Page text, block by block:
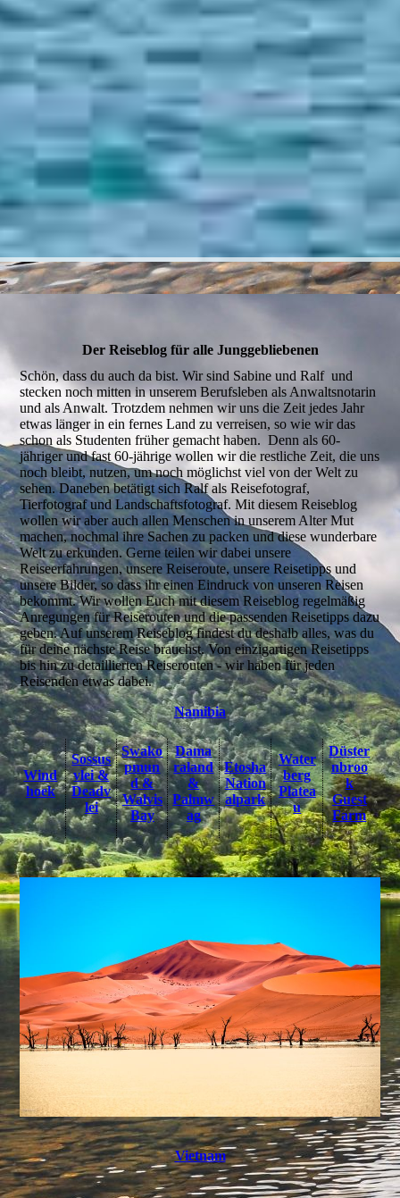
Der Reiseblog für alle Junggebliebenen
Schön, dass du auch da bist. Wir sind Sabine und Ralf und
stecken noch mitten in unserem Berufsleben als Anwaltsnotarin
und als Anwalt. Trotzdem nehmen wir uns die Zeit jedes Jahr
etwas länger in ein fernes Land zu verreisen, so wie wir das
schon als Studenten früher gemacht haben. Denn als 60-
jähriger und fast 60-jährige wollen wir die restliche Zeit, die uns
noch bleibt, nutzen, um noch möglichst viel von der Welt zu
sehen. Daneben betätigt sich Ralf als Reisefotograf,
Tierfotograf und Landschaftsfotograf. Mit diesem Reiseblog
wollen wir aber auch allen Menschen in unserem Alter Mut
machen, nochmal ihre Sachen zu packen und diese wunderbare
Welt zu erkunden. Gerne teilen wir dabei unsere
Reiseerfahrungen, unsere Reiseroute, unsere Reisetipps und
unsere Bilder, so dass ihr einen Eindruck von unseren Reisen
bekommt. Wir wollen Euch mit diesem Reiseblog regelmäßig
Anregungen für Reiserouten und die passenden Reisetipps dazu
geben. Auf unserem Reiseblog findest du deshalb alles, was du
für deine nächste Reise brauchst. Von einzigartigen Reisetipps
bis hin zu detaillierten Reiserouten - wir haben für jeden
Reisenden etwas dabei.
Namibia
Wind
hoek
Sossus
vlei &
Deadv
lei
Swako
pmun
d &
Walvis
Bay
Dama
raland
&
Palmw
ag
Etosha
Nation
alpark
Water
berg
Platea
u
Düster
nbroo
k
Guest
Farm
Vietnam